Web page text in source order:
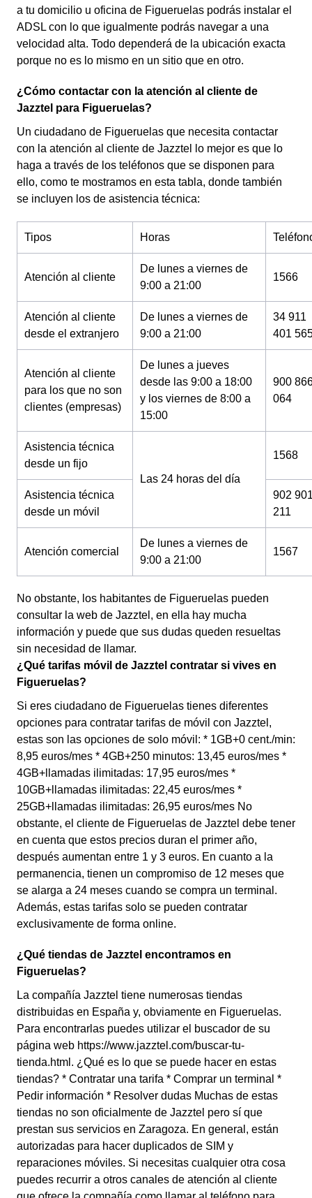
a tu domicilio u oficina de Figueruelas podrás instalar el
ADSL con lo que igualmente podrás navegar a una
velocidad alta. Todo dependerá de la ubicación exacta
porque no es lo mismo en un sitio que en otro.
¿Cómo contactar con la atención al cliente de
Jazztel para Figueruelas?
Un ciudadano de Figueruelas que necesita contactar
con la atención al cliente de Jazztel lo mejor es que lo
haga a través de los teléfonos que se disponen para
ello, como te mostramos en esta tabla, donde también
se incluyen los de asistencia técnica:
Tipos Horas
Atención al cliente
De lunes a viernes de
9:00 a 21:00
1566
Atención al cliente
desde el extranjero
De lunes a viernes de
9:00 a 21:00
34 911
401
Atención al cliente
para los que no son
clientes (empresas)
De lunes a jueves
desde las 9:00 a 18:00
y los viernes de 8:00 a
15:00
900
064
Asistencia técnica
desde un fijo
Las 24 horas del día
1568
Asistencia técnica
desde un móvil
902
211
Atención comercial
De lunes a viernes de
9:00 a 21:00
1567
No obstante, los habitantes de Figueruelas pueden
consultar la web de Jazztel, en ella hay mucha
información y puede que sus dudas queden resueltas
sin necesidad de llamar.
¿Qué tarifas móvil de Jazztel contratar si vives en
Figueruelas?
Si eres ciudadano de Figueruelas tienes diferentes
opciones para contratar tarifas de móvil con Jazztel,
estas son las opciones de solo móvil: * 1GB+0 cent./min:
8,95 euros/mes * 4GB+250 minutos: 13,45 euros/mes *
4GB+llamadas ilimitadas: 17,95 euros/mes *
10GB+llamadas ilimitadas: 22,45 euros/mes *
25GB+llamadas ilimitadas: 26,95 euros/mes No
obstante, el cliente de Figueruelas de Jazztel debe tener
en cuenta que estos precios duran el primer año,
después aumentan entre 1 y 3 euros. En cuanto a la
permanencia, tienen un compromiso de 12 meses que
se alarga a 24 meses cuando se compra un terminal.
Además, estas tarifas solo se pueden contratar
exclusivamente de forma online.
¿Qué tiendas de Jazztel encontramos en
Figueruelas?
La compañía Jazztel tiene numerosas tiendas
distribuidas en España y, obviamente en Figueruelas.
Para encontrarlas puedes utilizar el buscador de su
página web https://www.jazztel.com/buscar-tu-
tienda.html. ¿Qué es lo que se puede hacer en estas
tiendas? * Contratar una tarifa * Comprar un terminal *
Pedir información * Resolver dudas Muchas de estas
tiendas no son oficialmente de Jazztel pero sí que
prestan sus servicios en Zaragoza. En general, están
autorizadas para hacer duplicados de SIM y
reparaciones móviles. Si necesitas cualquier otra cosa
puedes recurrir a otros canales de atención al cliente